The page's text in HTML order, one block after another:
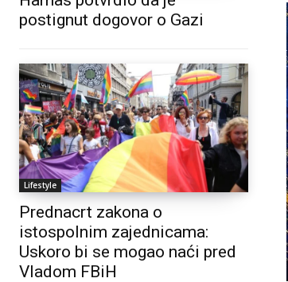
postignut dogovor o Gazi
Lifestyle
Prednacrt zakona o
istospolnim zajednicama:
Uskoro bi se mogao naći pred
Vladom FBiH